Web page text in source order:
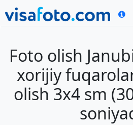
Foto olish
xorijiy
olish 3x4 sm